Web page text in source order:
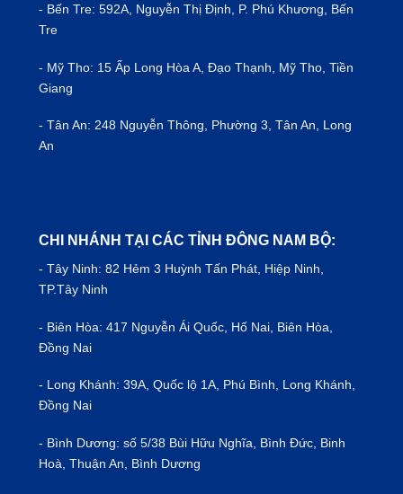
- Bến Tre: 592A, Nguyễn Thị Định, P. Phú Khương, Bến
Tre
- Mỹ Tho: 15 Ấp Long Hòa A, Đạo Thạnh, Mỹ Tho, Tiền
Giang
- Tân An: 248 Nguyễn Thông, Phường 3, Tân An, Long
An
CHI NHÁNH TẠI CÁC TỈNH ĐÔNG NAM BỘ:
- Tây Ninh: 82 Hẻm 3 Huỳnh Tấn Phát, Hiệp Ninh,
TP.Tây Ninh
- Biên Hòa: 417 Nguyễn Ái Quốc, Hố Nai, Biên Hòa,
Đồng Nai
- Long Khánh: 39A, Quốc lộ 1A, Phú Bình, Long Khánh,
Đồng Nai
- Bình Dương: số 5/38 Bùi Hữu Nghĩa, Bình Đức, Binh
Hoà, Thuận An, Bình Dương